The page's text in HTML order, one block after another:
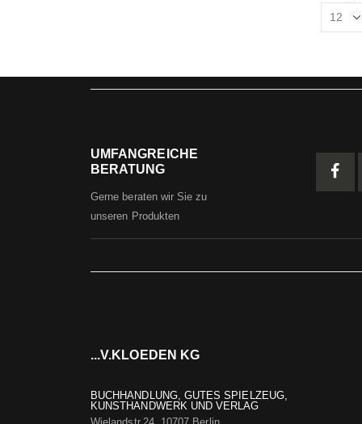
UMFANGREICHE
BERATUNG
Gerne beraten wir Sie zu
unseren Produkten
...V.KLOEDEN KG
BUCHHANDLUNG, GUTES SPIELZEUG,
KUNSTHANDWERK UND VERLAG